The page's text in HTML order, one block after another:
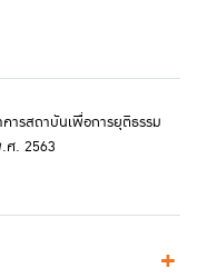
ารสถาบันเพื่อการยุติธรรม
ศ. 2563